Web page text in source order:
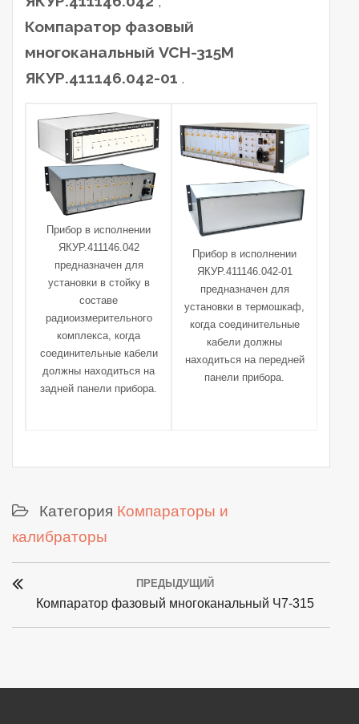
Компаратор фазовый
многоканальный VCH-315M
ЯКУР.411146.042-01 .
Прибор в исполнении
ЯКУР.411146.042
предназначен для
установки в стойку в
составе
радиоизмерительного
комплекса, когда
соединительные кабели
должны находиться на
задней панели прибора.
Прибор в исполнении
ЯКУР.411146.042-01
предназначен для
установки в термошкаф,
когда соединительные
кабели должны
находиться на передней
панели прибора.
Категория Компараторы и
калибраторы
navigation
ПРЕДЫДУЩИЙ
Previous
post:
Компаратор фазовый многоканальный Ч7-315